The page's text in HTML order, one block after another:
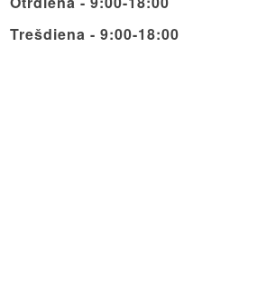
Trešdiena - 9:00-18:00